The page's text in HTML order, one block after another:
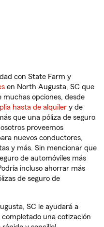
con State Farm y
en North Augusta, SC que
muchas opciones, desde
hasta de alquiler y de
que una póliza de seguro
proveemos
nuevos conductores,
y más. Sin mencionar que
de automóviles más
incluso ahorrar más
de seguro de
SC le ayudará a
una cotización